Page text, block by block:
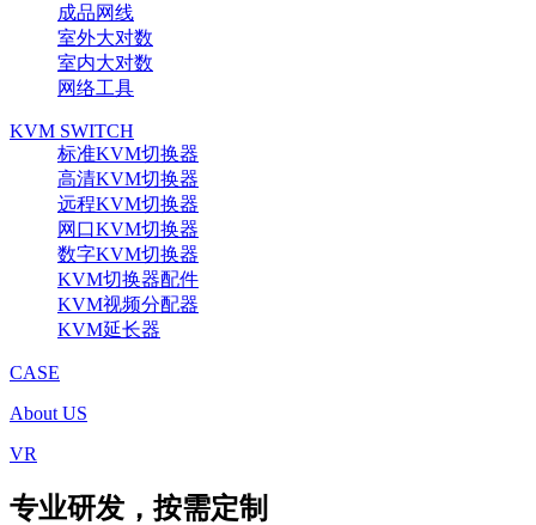
成品网线
室外大对数
室内大对数
网络工具
KVM SWITCH
标准KVM切换器
高清KVM切换器
远程KVM切换器
网口KVM切换器
数字KVM切换器
KVM切换器配件
KVM视频分配器
KVM延长器
CASE
About US
VR
专业研发，按需定制